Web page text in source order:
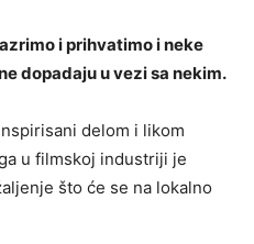
i prihvatimo i neke
dopadaju u vezi sa nekim.
delom i likom
u filmskoj industriji je
što će se na lokalno